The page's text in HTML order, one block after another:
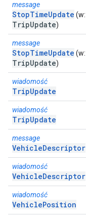
message
StopTimeUpdate (w:
TripUpdate)
message
StopTimeUpdate (w:
TripUpdate)
wiadomość
TripUpdate
wiadomość
TripUpdate
message
VehicleDescriptor
wiadomość
VehicleDescriptor
wiadomość
VehiclePosition